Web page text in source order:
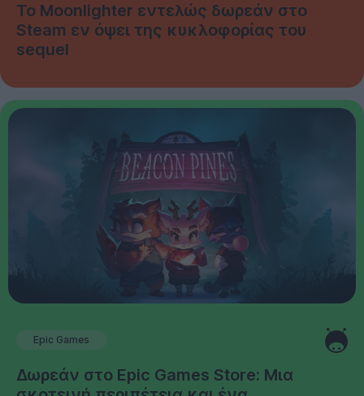
Το Moonlighter εντελώς δωρεάν στο
Steam εν όψει της κυκλοφορίας του
sequel
Epic Games
Δωρεάν στο Epic Games Store: Μια